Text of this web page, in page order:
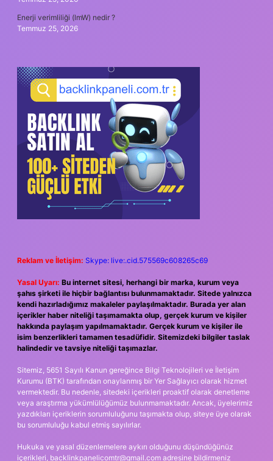
Enerji verimliliği (lmW) nedir ?
Temmuz 25, 2026
Reklam ve İletişim: Skype: live:.cid.575569c608265c69
Yasal Uyarı: Bu internet sitesi, herhangi bir marka, kurum veya
şahıs şirketi ile hiçbir bağlantısı bulunmamaktadır. Sitede yalnızca
kendi hazırladığımız makaleler paylaşılmaktadır. Burada yer alan
içerikler haber niteliği taşımamakta olup, gerçek kurum ve kişiler
hakkında paylaşım yapılmamaktadır. Gerçek kurum ve kişiler ile
isim benzerlikleri tamamen tesadüfidir. Sitemizdeki bilgiler taslak
halindedir ve tavsiye niteliği taşımazlar.
Sitemiz, 5651 Sayılı Kanun gereğince Bilgi Teknolojileri ve İletişim
Kurumu (BTK) tarafından onaylanmış bir Yer Sağlayıcı olarak hizmet
vermektedir. Bu nedenle, sitedeki içerikleri proaktif olarak denetleme
veya araştırma yükümlülüğümüz bulunmamaktadır. Ancak, üyelerimiz
yazdıkları içeriklerin sorumluluğunu taşımakta olup, siteye üye olarak
bu sorumluluğu kabul etmiş sayılırlar.
Hukuka ve yasal düzenlemelere aykırı olduğunu düşündüğünüz
içerikleri, backlinkpanelicomtr@gmail.com adresine bildirmeniz